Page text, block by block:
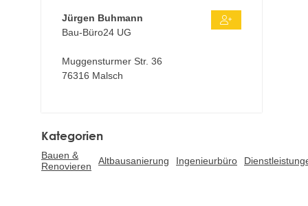
Jürgen Buhmann
Bau-Büro24 UG
Muggensturmer Str. 36
76316 Malsch
Bauen &
Renovieren
Altbausanierung Ingenieurbüro